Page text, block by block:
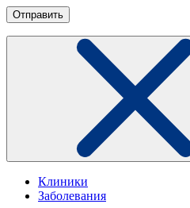
Клиники
Заболевания